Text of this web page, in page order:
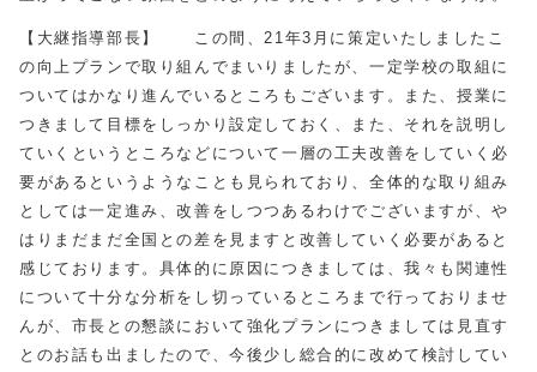
【大継指導部長】 この間、21年3月に策定いたしましたこ
の向上プランで取り組んでまいりましたが、一定学校の取組に
ついてはかなり進んでいるところもございます。また、授業に
つきまして目標をしっかり設定しておく、また、それを説明し
ていくというところなどについて一層の工夫改善をしていく必
要があるというようなことも見られており、全体的な取り組み
としては一定進み、改善をしつつあるわけでございますが、や
はりまだまだ全国との差を見ますと改善していく必要があると
感じております。具体的に原因につきましては、我々も関連性
について十分な分析をし切っているところまで行っておりませ
んが、市長との懇談において強化プランにつきましては見直す
とのお話も出ましたので、今後少し総合的に改めて検討してい